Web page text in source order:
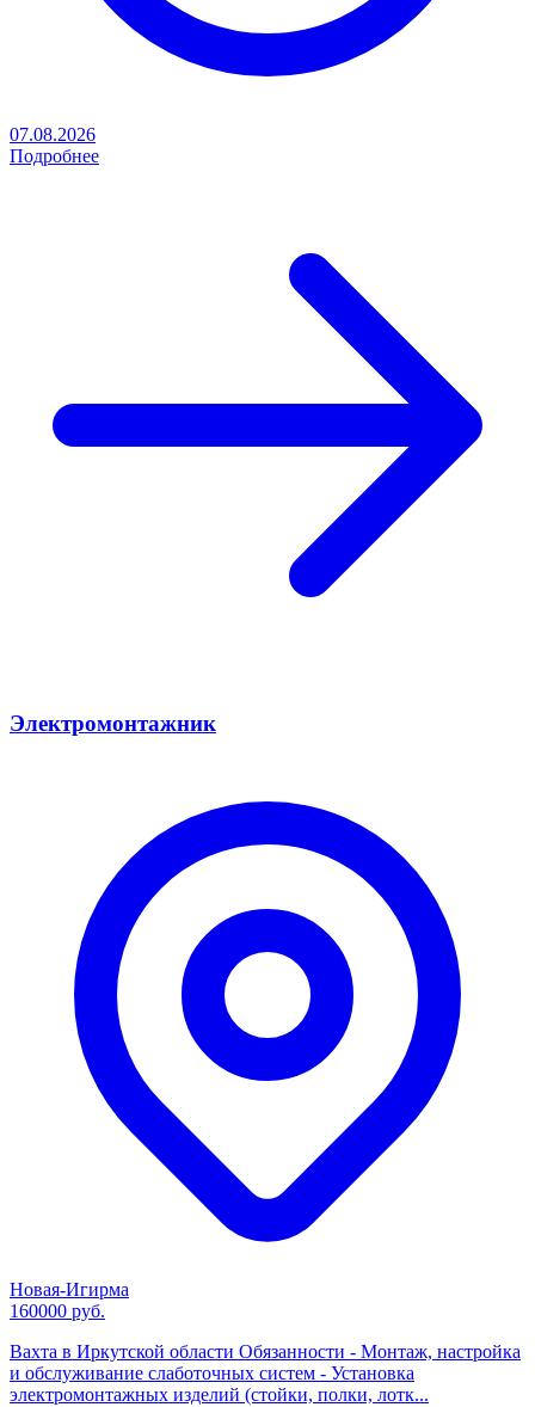
07.08.2026
Подробнее
Электромонтажник
Новая-Игирма
160000 руб.
Вахта в Иркутской области Обязанности - Монтаж, настройка
и обслуживание слаботочных систем - Установка
электромонтажных изделий (стойки, полки, лотк...